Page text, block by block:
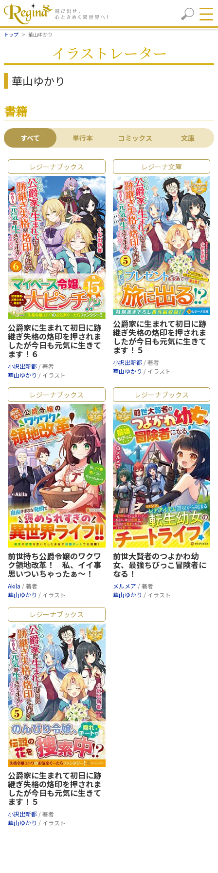
トップ 華山ゆかり
イラストレーター
華山ゆかり
書籍
すべて 単行本 コミックス 文庫
レジーナブックス
公爵家に生まれて初日に跡
継ぎ失格の烙印を押されま
したが今日も元気に生きて
ます！６
小択出新都 / 著者
華山ゆかり / イラスト
レジーナ文庫
公爵家に生まれて初日に跡
継ぎ失格の烙印を押されま
したが今日も元気に生きて
ます！５
小択出新都 / 著者
華山ゆかり / イラスト
レジーナブックス
前世持ち公爵令嬢のワクワ
ク領地改革！ 私、イイ事
思いついちゃったぁ～！
Akila / 著者
華山ゆかり / イラスト
レジーナブックス
前世大賢者のつよかわ幼
女、最強ちびっこ冒険者に
なる！
メルメア / 著者
華山ゆかり / イラスト
レジーナブックス
公爵家に生まれて初日に跡
継ぎ失格の烙印を押されま
したが今日も元気に生きて
ます！５
小択出新都 / 著者
華山ゆかり / イラスト